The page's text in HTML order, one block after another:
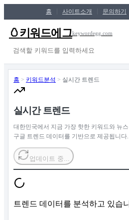
홈 사이트소개 문의하기
🥚키워드에그keywordegg.com
홈 > 키워드분석 > 실시간 트렌드
실시간 트렌드
대한민국에서 지금 가장 핫한 키워드와 뉴
구글 트렌드 데이터를 기반으로 제공됩니다.
업데이트 중...
트렌드 데이터를 분석하고 있습